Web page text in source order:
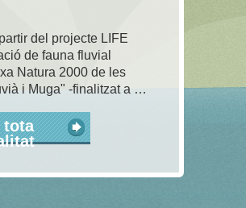
del projecte LIFE
de fauna fluvial
Natura 2000 de les
i Muga" -finalitzat a …
tota